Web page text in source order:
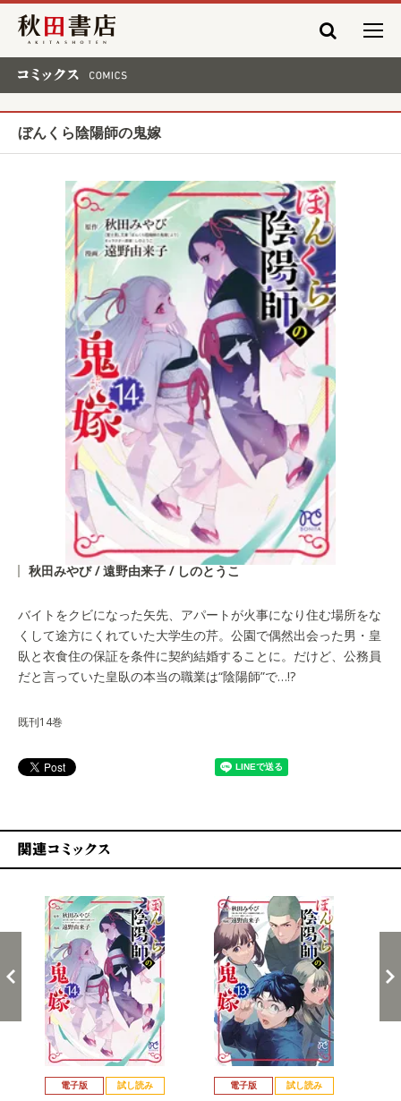
秋田書店
ぼんくら陰陽師の鬼嫁
秋田みやび / 遠野由来子 / しのとうこ
バイトをクビになった矢先、アパートが火事になり住む場所をな
くして途方にくれていた大学生の芹。公園で偶然出会った男・皇
臥と衣食住の保証を条件に契約結婚することに。だけど、公務員
だと言っていた皇臥の本当の職業は“陰陽師”で…!?
既刊14巻
電子版 試し読み 電子版 試し読み